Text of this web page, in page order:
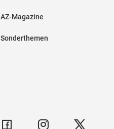
AZ-Magazine
Sonderthemen